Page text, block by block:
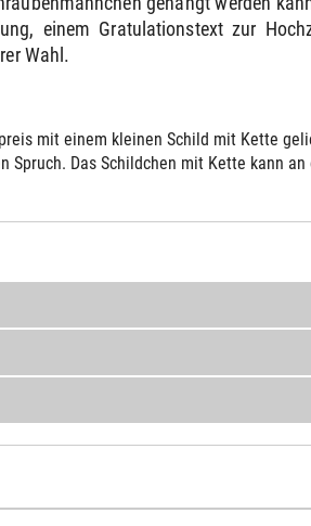
einem Gratulationstext zur
Wahl.
mit einem kleinen Schild mit Kette
Das Schildchen mit Kette kann